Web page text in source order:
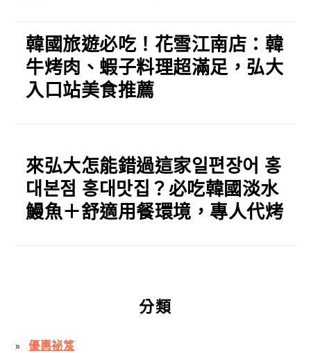
韓國旅遊必吃！花雪江南店：韓
牛烤肉、蝦子料理超滿足，弘大
入口站美食推薦
來弘大怎能錯過這家일편장어 홍
대본점 홍대맛집？必吃韓國淡水
鰻魚＋舒適用餐環境，專人代烤
分類
優惠祕笈